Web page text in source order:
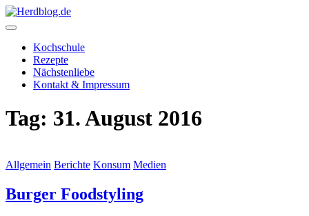
Skip
to
Herdblog.de
Kochschule
Rezepte
Nächstenliebe
Kontakt & Impressum
Tag: 31. August 2016
Allgemein Berichte Konsum Medien
Burger Foodstyling